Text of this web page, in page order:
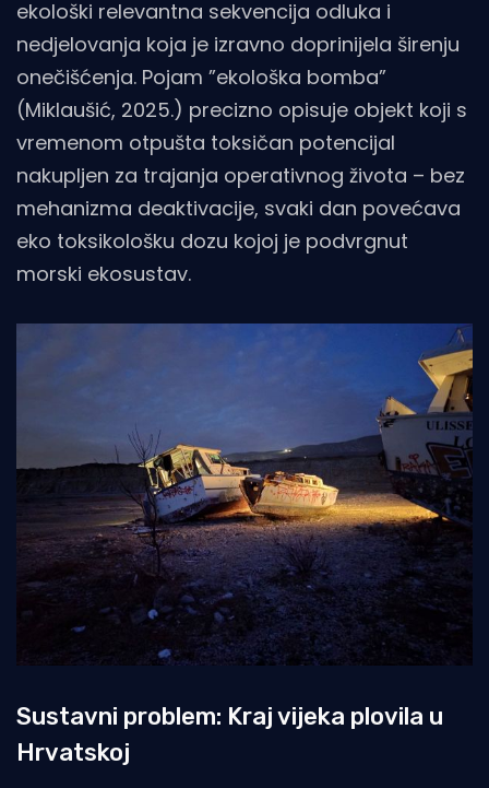
ekološki relevantna sekvencija odluka i
nedjelovanja koja je izravno doprinijela širenju
onečišćenja. Pojam ”ekološka bomba”
(Miklaušić, 2025.) precizno opisuje objekt koji s
vremenom otpušta toksičan potencijal
nakupljen za trajanja operativnog života – bez
mehanizma deaktivacije, svaki dan povećava
eko toksikološku dozu kojoj je podvrgnut
morski ekosustav.
Sustavni problem: Kraj vijeka plovila u
Hrvatskoj